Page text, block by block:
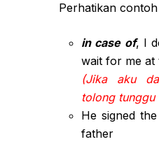
Perhatikan
in case of, I
wait for me at
(Jika aku
tolong
He signed
father